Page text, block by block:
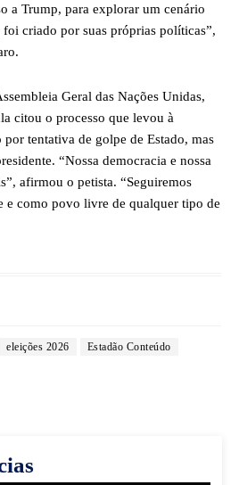
a Trump, para explorar um cenário
criado por suas próprias políticas”,
Geral das Nações Unidas,
citou o processo que levou à
tentativa de golpe de Estado, mas
“Nossa democracia e nossa
afirmou o petista. “Seguiremos
e como povo livre de qualquer tipo de
eleições 2026
Estadão Conteúdo